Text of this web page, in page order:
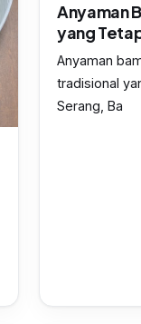
Anyaman
yang
Anyaman
tradisional
Serang, Ba